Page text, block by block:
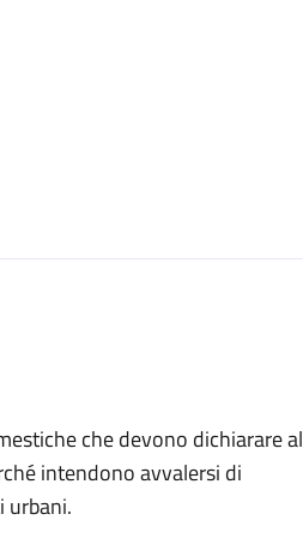
che devono dichiarare al
ché intendono avvalersi di
urbani.